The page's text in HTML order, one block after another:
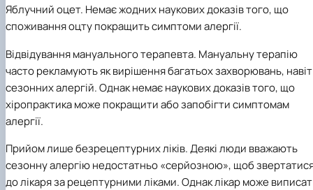
Яблучний оцет. Немає жодних наукових доказів того, що
споживання оцту покращить симптоми алергії.
Відвідування мануального терапевта. Мануальну терапію
часто рекламують як вирішення багатьох захворювань,
сезонних алергій. Однак немає наукових доказів того, що
хіропрактика може покращити або запобігти симптомам
алергії.
Прийом лише безрецептурних ліків. Деякі люди вважають
сезонну алергію недостатньо «серйозною», щоб
до лікаря за рецептурними ліками. Однак лікар може